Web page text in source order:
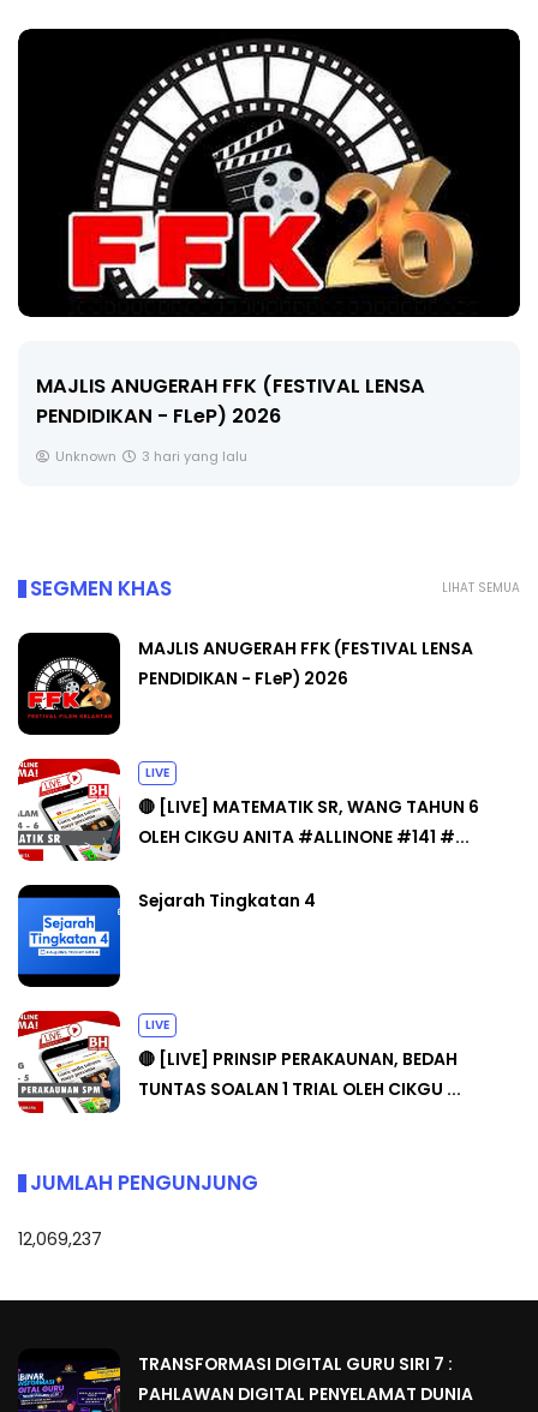
🔴 [LIVE] MATEMATIK SR, WANG TAHUN 6 OLEH
CIKGU ANITA #ALLINONE #141 #...
LIHAT SEMUA
SEGMEN KHAS
MAJLIS ANUGERAH FFK (FESTIVAL LENSA
PENDIDIKAN - FLeP) 2026
LIVE
🔴 [LIVE] MATEMATIK SR, WANG TAHUN 6
OLEH CIKGU ANITA #ALLINONE #141 #...
Sejarah Tingkatan 4
LIVE
🔴 [LIVE] PRINSIP PERAKAUNAN, BEDAH
TUNTAS SOALAN 1 TRIAL OLEH CIKGU ...
JUMLAH PENGUNJUNG
12,069,237
TRANSFORMASI DIGITAL GURU SIRI 7 :
PAHLAWAN DIGITAL PENYELAMAT DUNIA